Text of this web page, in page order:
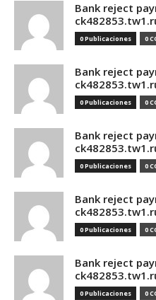
Bank reject
0 Publicaciones 0
Bank reject
0 Publicaciones 0
Bank reject
0 Publicaciones 0
Bank reject
0 Publicaciones 0
Bank reject
0 Publicaciones 0